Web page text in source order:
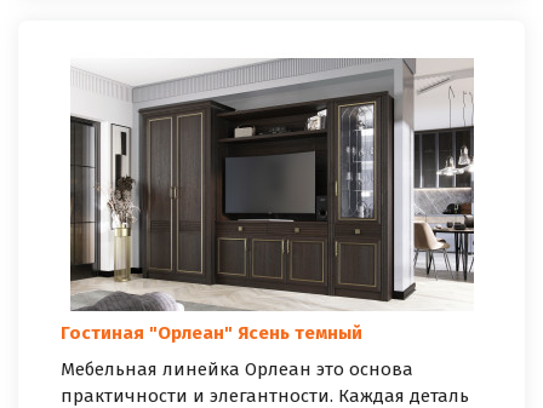
Гостиная "Орлеан" Ясень темный
Мебельная линейка Орлеан это основа
практичности и элегантности. Каждая деталь